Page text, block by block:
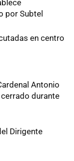
por Subtel
en centro
Antonio
durante
Dirigente